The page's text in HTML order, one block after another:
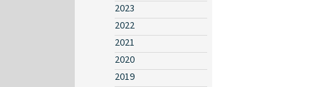
2023
2022
2021
2020
2019